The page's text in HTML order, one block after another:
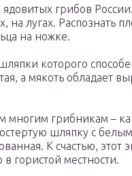
грибов
на лугах. Распознать
на ножке.
которого
а мякоть обладает
многим грибникам –
шляпку с
К счастью, этот
гористой местности.